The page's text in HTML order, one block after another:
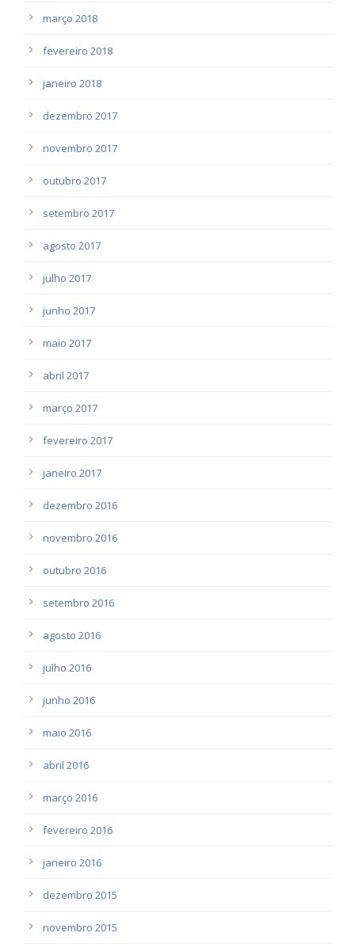
março 2018
fevereiro 2018
janeiro 2018
dezembro 2017
novembro 2017
outubro 2017
setembro 2017
agosto 2017
julho 2017
junho 2017
maio 2017
abril 2017
março 2017
fevereiro 2017
janeiro 2017
dezembro 2016
novembro 2016
outubro 2016
setembro 2016
agosto 2016
julho 2016
junho 2016
maio 2016
abril 2016
março 2016
fevereiro 2016
janeiro 2016
dezembro 2015
novembro 2015